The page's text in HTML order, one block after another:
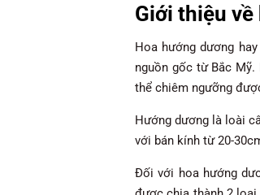
Giới thiệu
Hoa hướng dương
nguồn gốc từ Bắc
thể chiêm ngưỡng
Hướng dương là loài
với bán kính từ 20-
Đối với hoa hướng